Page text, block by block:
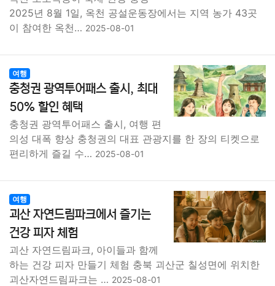
2025년 8월 1일, 옥천 공설운동장에서는 지역 농가 43곳
이 참여한 옥천… 2025-08-01
여행
충청권 광역투어패스 출시, 최대
50% 할인 혜택
충청권 광역투어패스 출시, 여행 편
의성 대폭 향상 충청권의 대표 관광지를 한 장의 티켓으로
편리하게 즐길 수… 2025-08-01
여행
괴산 자연드림파크에서 즐기는
건강 피자 체험
괴산 자연드림파크, 아이들과 함께
하는 건강 피자 만들기 체험 충북 괴산군 칠성면에 위치한
괴산자연드림파크는 … 2025-08-01